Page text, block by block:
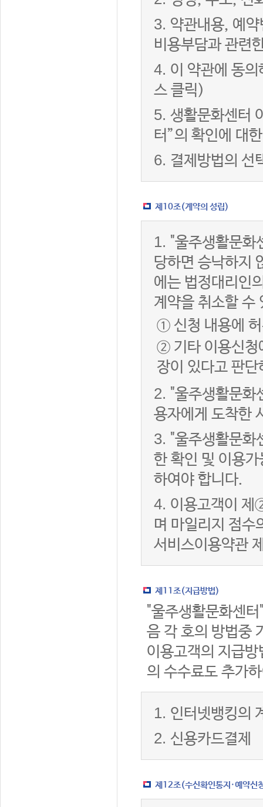
3. 약관내용, 예
비용부담과 관련
4. 이 약관에 동
스 클릭)
5. 생활문화센터
터”의 확인에 대
6. 결제방법의 선
제10조(계약의 성립)
1. "울주생활문화
당하면 승낙하지
에는 법정대리인
계약을 취소할 수
① 신청 내용에
② 기타 이용신청
장이 있다고 판단
2. "울주생활문화
용자에게 도착한
3. "울주생활문화
한 확인 및 이용
하여야 합니다.
4. 이용고객이 제
며 마일리지 점수
서비스이용약관
제11조(지급방법)
"울주생활문화센
음 각 호의 방법중
이용고객의 지급
의 수수료도 추가
1. 인터넷뱅킹의
2. 신용카드결제
제12조(수신확인통지·예약신